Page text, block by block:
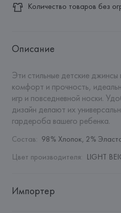
Количество товаров без
Описание
Эти стильные детские
комфорт и прочность,
игр и повседневной носки.
дизайн делают их
гардероба вашего ребенка.
Состав: 98% Хлопок, 2%
Цвет производителя: LIGHT
Импортер